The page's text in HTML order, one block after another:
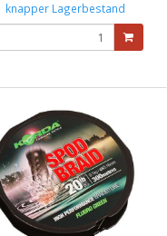
knapper Lagerbestand